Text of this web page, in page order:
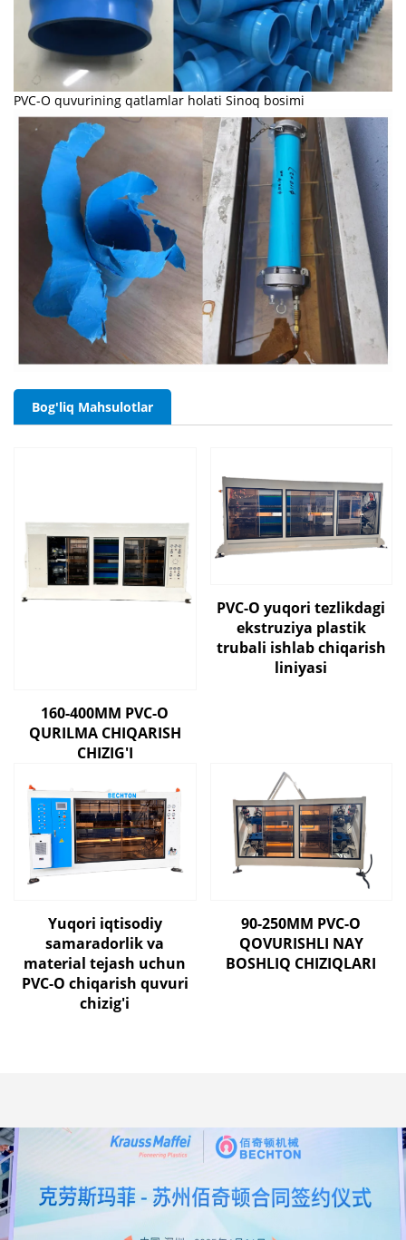
PVC-O quvurining qatlamlar holati Sinoq bosimi
Bog'liq Mahsulotlar
160-400MM PVC-O
QURILMA CHIQARISH
CHIZIG'I
PVC-O yuqori tezlikdagi
ekstruziya plastik
trubali ishlab chiqarish
liniyasi
Yuqori iqtisodiy
samaradorlik va
material tejash uchun
PVC-O chiqarish quvuri
chizig'i
90-250MM PVC-O
QOVURISHLI NAY
BOSHLIQ CHIZIQLARI